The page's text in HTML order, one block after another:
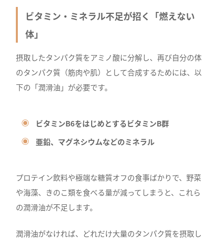
ビタミン・ミネラル不足が招く「燃えない
体」
摂取したタンパク質をアミノ酸に分解し、再び自分の体
のタンパク質（筋肉や肌）として合成するためには、以
下の「潤滑油」が必要です。
ビタミンB6をはじめとするビタミンB群
亜鉛、マグネシウムなどのミネラル
プロテイン飲料や極端な糖質オフの食事ばかりで、野菜
や海藻、きのこ類を食べる量が減ってしまうと、これら
の潤滑油が不足します。
潤滑油がなければ、どれだけ大量のタンパク質を摂取し